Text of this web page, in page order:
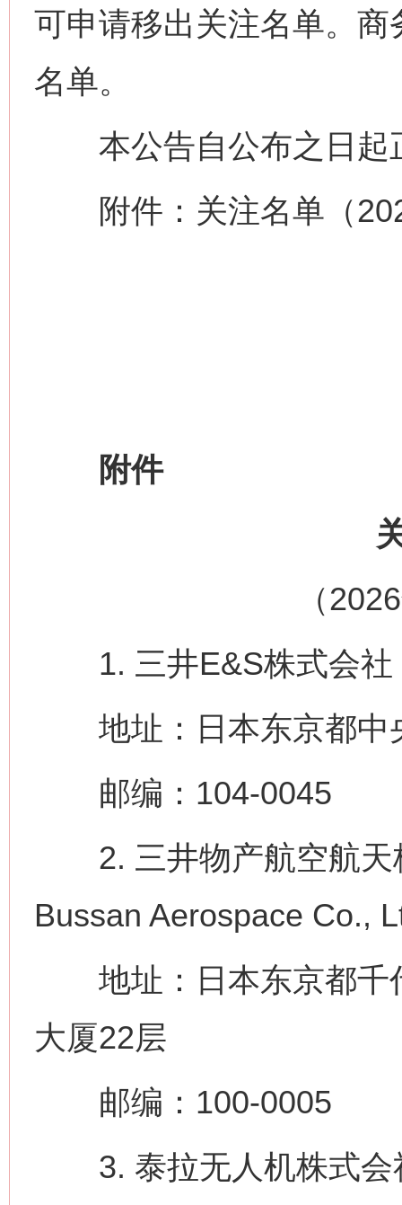
可申请移出关注名单。
名单。
本公告自公布之日起
附件：关注名单（
附件
（
1. 三井E&S株式会社
地址：日本东京都中
邮编：104-0045
2. 三井物产航空航天
Bussan Aerospace Co.,
地址：日本东京都千
大厦22层
邮编：100-0005
3. 泰拉无人机株式会